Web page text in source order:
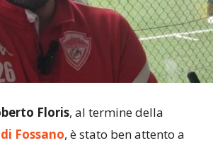
Floris, al termine della
Fossano, è stato ben attento a